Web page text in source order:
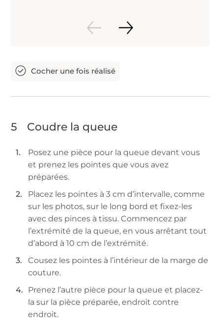
5 Coudre la queue
Posez une pièce pour la queue devant vous
et prenez les pointes que vous avez
préparées.
Placez les pointes à 3 cm d’intervalle, comme
sur les photos, sur le long bord et fixez-les
avec des pinces à tissu. Commencez par
l’extrémité de la queue, en vous arrêtant tout
d’abord à 10 cm de l’extrémité.
Cousez les pointes à l’intérieur de la marge de
couture.
Prenez l’autre pièce pour la queue et placez-
la sur la pièce préparée, endroit contre
endroit.